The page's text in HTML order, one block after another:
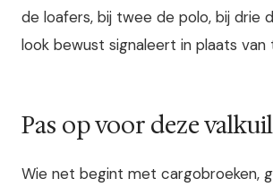
de loafers, bij twee de polo, bij drie
look bewust signaleert in plaats van
Pas op voor deze
Wie net begint met cargobroeken,